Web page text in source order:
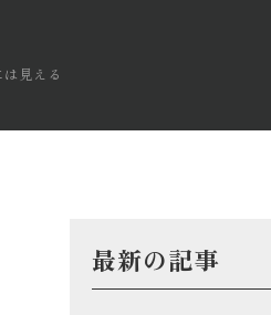
見える
最新の記事